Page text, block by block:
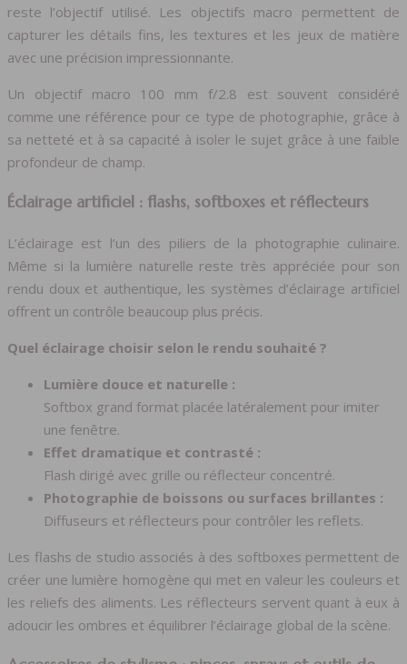
reste l’objectif utilisé. Les objectifs macro permettent de
capturer les détails fins, les textures et les jeux de matière
avec une précision impressionnante.
Un objectif macro 100 mm f/2.8 est souvent considéré
comme une référence pour ce type de photographie, grâce à
sa netteté et à sa capacité à isoler le sujet grâce à une faible
profondeur de champ.
Éclairage artificiel : flashs, softboxes et réflecteurs
L’éclairage est l’un des piliers de la photographie culinaire.
Même si la lumière naturelle reste très appréciée pour son
rendu doux et authentique, les systèmes d’éclairage artificiel
offrent un contrôle beaucoup plus précis.
Quel éclairage choisir selon le rendu souhaité ?
Lumière douce et naturelle :
Softbox grand format placée latéralement pour imiter
une fenêtre.
Effet dramatique et contrasté :
Flash dirigé avec grille ou réflecteur concentré.
Photographie de boissons ou surfaces brillantes :
Diffuseurs et réflecteurs pour contrôler les reflets.
Les flashs de studio associés à des softboxes permettent de
créer une lumière homogène qui met en valeur les couleurs et
les reliefs des aliments. Les réflecteurs servent quant à eux à
adoucir les ombres et équilibrer l’éclairage global de la scène.